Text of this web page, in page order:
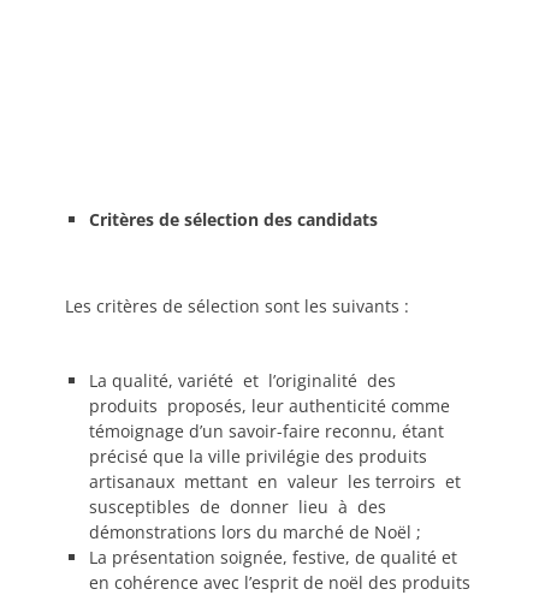
Critères de sélection des candidats
Les critères de sélection sont les suivants :
La qualité, variété et l’originalité des
produits proposés, leur authenticité comme
témoignage d’un savoir-faire reconnu, étant
précisé que la ville privilégie des produits
artisanaux mettant en valeur les terroirs et
susceptibles de donner lieu à des
démonstrations lors du marché de Noël ;
La présentation soignée, festive, de qualité et
en cohérence avec l’esprit de noël des produits